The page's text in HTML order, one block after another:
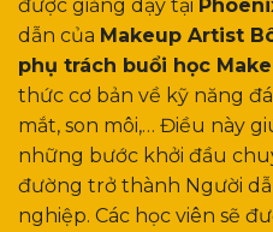
được giảng dạy tại
dẫn của Makeup Artist
phụ trách buổi học
thức cơ bản về kỹ năng
mắt, son môi,… Điều này
những bước khởi đầu
đường trở thành Người
nghiệp. Các học viên sẽ